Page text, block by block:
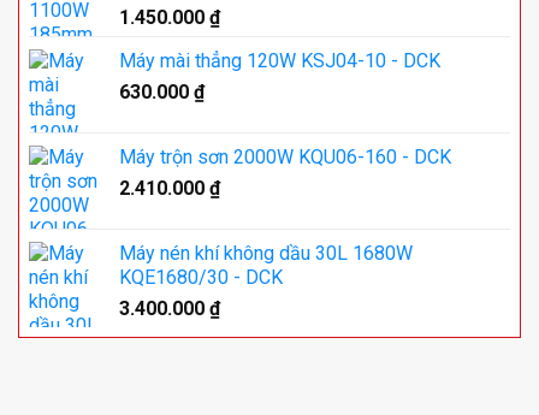
1.450.000 ₫
Máy mài thẳng 120W KSJ04-10 - DCK
630.000 ₫
Máy trộn sơn 2000W KQU06-160 - DCK
2.410.000 ₫
Máy nén khí không dầu 30L 1680W
KQE1680/30 - DCK
3.400.000 ₫